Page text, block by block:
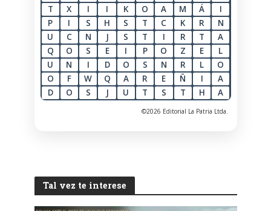
T
X I I K O A M Á
I
P
I S H S T C K R
N
U
C N J S T I R T
A
Q
O S E I P O Z E
L
U
N I D O S N R L
O
O
F W Q A R E Ñ I
A
D
O S J U T S T H A
©2026 Editorial La Patria Ltda.
Tal vez te interese